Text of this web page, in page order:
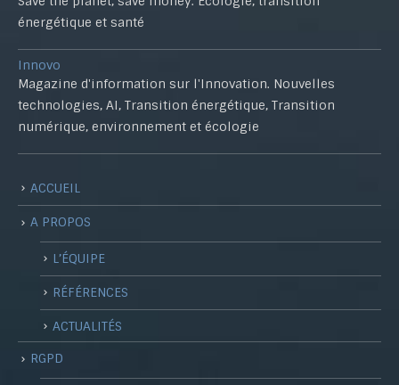
énergétique et santé
Innovo
Magazine d'information sur l'Innovation. Nouvelles
technologies, AI, Transition énergétique, Transition
numérique, environnement et écologie
ACCUEIL
A PROPOS
L’ÉQUIPE
RÉFÉRENCES
ACTUALITÉS
RGPD